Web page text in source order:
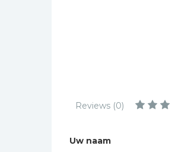
Management &
Politiek
Reviews (0)
Uw naam